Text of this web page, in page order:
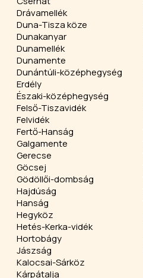
Drávamellék
Duna-Tisza köze
Dunakanyar
Dunamellék
Dunamente
Dunántúli-középhegység
Erdély
Északi-középhegység
Felső-Tiszavidék
Felvidék
Fertő-Hanság
Galgamente
Gerecse
Göcsej
Gödöllői-dombság
Hajdúság
Hanság
Hegyköz
Hetés-Kerka-vidék
Hortobágy
Jászság
Kalocsai-Sárköz
Kárpátalja